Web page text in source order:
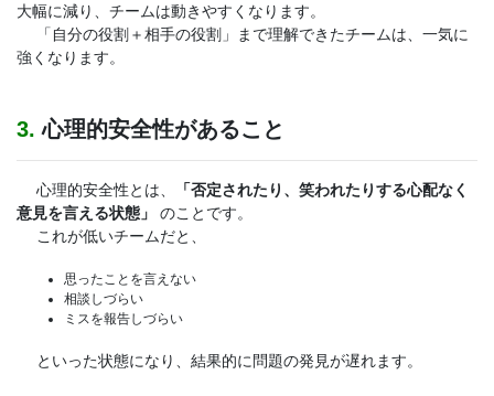
大幅に減り、チームは動きやすくなります。
「自分の役割＋相手の役割」まで理解できたチームは、一気に
強くなります。
3. 心理的安全性があること
心理的安全性とは、
「否定されたり、笑われたりする心配なく
意見を言える状態」
のことです。
これが低いチームだと、
思ったことを言えない
相談しづらい
ミスを報告しづらい
といった状態になり、結果的に問題の発見が遅れます。